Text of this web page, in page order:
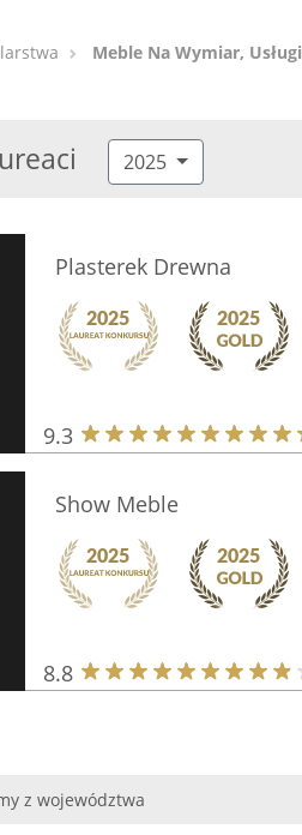
Meble Na Wymiar,
2025
Plasterek Drewna
9.3
Show Meble
8.8
z województwa